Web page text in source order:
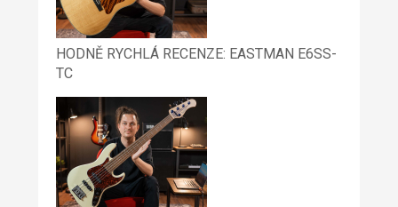
HODNĚ RYCHLÁ RECENZE: EASTMAN E6SS-
TC